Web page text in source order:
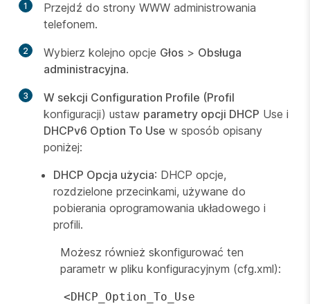
1
Przejdź do strony WWW administrowania
telefonem.
2 Wybierz kolejno opcje Głos > Obsługa
administracyjna.
3
W sekcji Configuration Profile (Profil
konfiguracji) ustaw parametry opcji DHCP Use i
DHCPv6 Option To Use w sposób opisany
poniżej:
DHCP Opcja użycia: DHCP opcje,
rozdzielone przecinkami, używane do
pobierania oprogramowania układowego i
profili.
Możesz również skonfigurować ten
parametr w pliku konfiguracyjnym (cfg.xml):
<DHCP_Option_To_Use